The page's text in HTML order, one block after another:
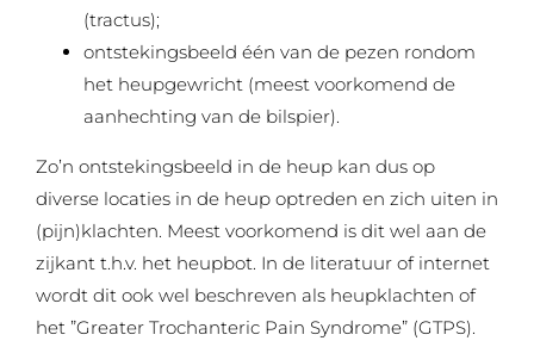
(tractus);
ontstekingsbeeld één van de pezen rondom
het heupgewricht (meest voorkomend de
aanhechting van de bilspier).
Zo’n ontstekingsbeeld in de heup kan dus op
diverse locaties in de heup optreden en zich uiten in
(pijn)klachten. Meest voorkomend is dit wel aan de
zijkant t.h.v. het heupbot. In de literatuur of internet
wordt dit ook wel beschreven als heupklachten of
het ”Greater Trochanteric Pain Syndrome” (GTPS).